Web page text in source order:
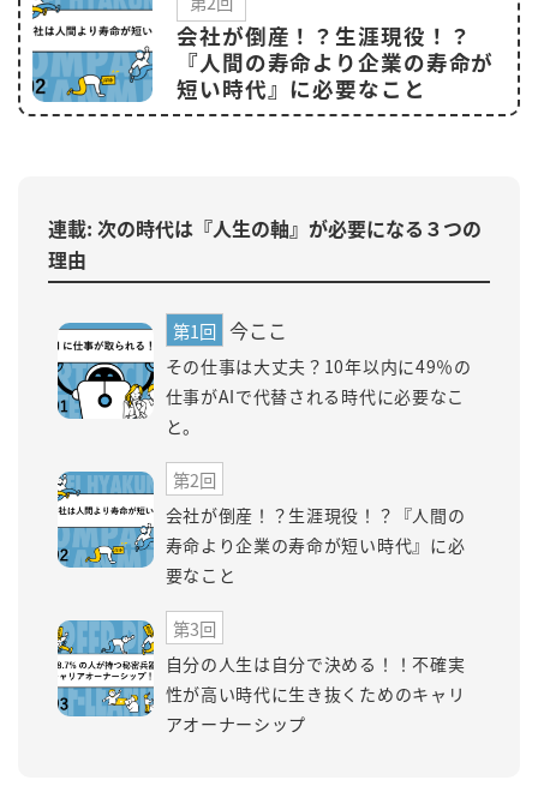
会社が倒産！？生涯現役！？
『人間の寿命より企業の寿命が
短い時代』に必要なこと
連載: 次の時代は『人生の軸』が必要になる３つの
理由
第1回 今ここ
その仕事は大丈夫？10年以内に49％の
仕事がAIで代替される時代に必要なこ
と。
第2回
会社が倒産！？生涯現役！？『人間の
寿命より企業の寿命が短い時代』に必
要なこと
第3回
自分の人生は自分で決める！！不確実
性が高い時代に生き抜くためのキャリ
アオーナーシップ